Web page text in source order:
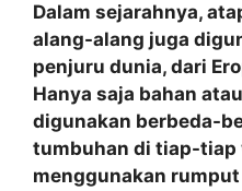
Dalam sejarahnya,
alang-alang juga
penjuru dunia, dari
Hanya saja bahan
digunakan berbeda-
tumbuhan di tiap-tiap
menggunakan